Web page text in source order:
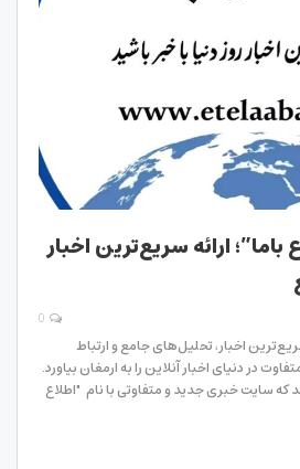
ارائه سریع‌ترین اخبار
اخبار، تحلیل‌های جامع و ارتباط
در دنیای اخبار آنلاین را به ارمغان بیاورد.
که سایت خبری جدید و متفاوتی با نام "اطلاع